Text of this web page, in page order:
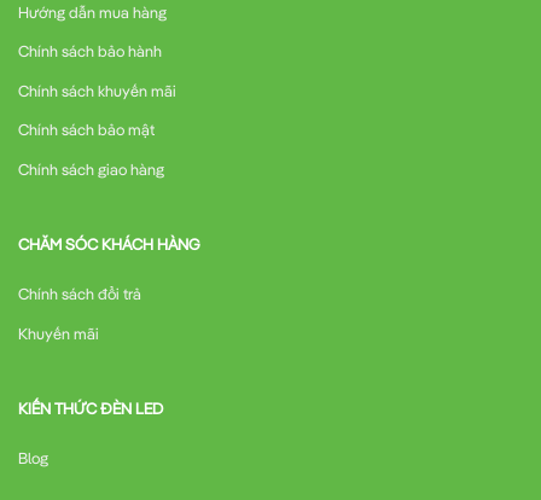
Hướng dẫn mua hàng
Chính sách bảo hành
Chính sách khuyến mãi
Chính sách bảo mật
Chính sách giao hàng
CHĂM SÓC KHÁCH HÀNG
Chính sách đổi trả
Khuyến mãi
KIẾN THỨC ĐÈN LED
Blog